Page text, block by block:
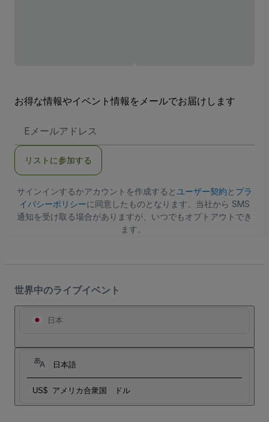
お得な情報やイベント情報をメールでお届けします
メ
ア
ス
リストに参加する
サインインするかアカウントを作成すると ユーザー契約と プラ
イバシーポリシーに同意したものとなります。当社から SMS
通知を受け取る場合がありますが、いつでもオプトアウトでき
ます。
世界中のライブイベント
日本
日本語
US$ アメリカ合衆国 ドル